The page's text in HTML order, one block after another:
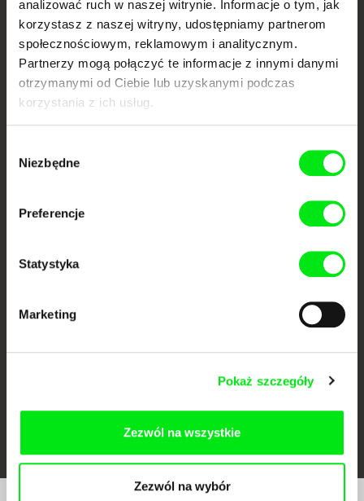
analizować ruch w naszej witrynie. Informacje o tym, jak
korzystasz z naszej witryny, udostępniamy partnerom
społecznościowym, reklamowym i analitycznym.
Partnerzy mogą połączyć te informacje z innymi danymi
otrzymanymi od Ciebie lub uzyskanymi podczas
korzystania z ich usług.
zgody
Niezbędne
Preferencje
Statystyka
Marketing
Pokaż szczegóły
Zezwól na wszystkie
Zezwól na wybór
Portal DAFilms.pl powstał w wyniku inicjatywy Doc Alliance, kreatywnej
współpracy 7 europejskich festiwali kina dokumentalnego. Naszym celem
jest przesuwać granice filmu dokumentalnego, wspierać jego
różnorodność i promować wartościowe autorskie filmy.
Członkowie Doc Alliance
CPH:DOX DOK Leipzig